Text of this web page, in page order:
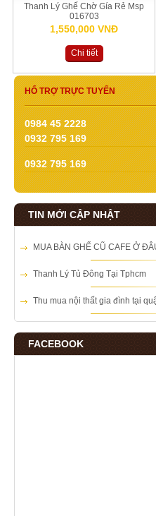
Thanh Lý Ghế Chờ Gía Rẻ Msp
016703
1,550,000 VNĐ
Chi tiết
HỔ TRỢ TRỰC TUYẾN
0984 45 2228
0932 795 169
0932 795 169
TIN MỚI CẬP NHẬT
MUA BÀN GHẾ CŨ CAFE Ở
Thanh Lý Tủ Đông Tại Tphcm
Thu mua nội thất gia đình tại
FACEBOOK